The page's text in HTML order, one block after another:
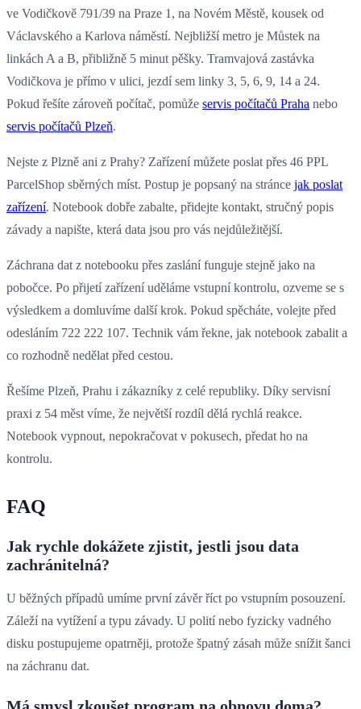
ve Vodičkově 791/39 na Praze 1, na Novém Městě, kousek od
Václavského a Karlova náměstí. Nejbližší metro je Můstek na
linkách A a B, přibližně 5 minut pěšky. Tramvajová zastávka
Vodičkova je přímo v ulici, jezdí sem linky 3, 5, 6, 9, 14 a 24.
Pokud řešíte zároveň počítač, pomůže servis počítačů Praha nebo
servis počítačů Plzeň.
Nejste z Plzně ani z Prahy? Zařízení můžete poslat přes 46 PPL
ParcelShop sběrných míst. Postup je popsaný na stránce jak poslat
zařízení. Notebook dobře zabalte, přidejte kontakt, stručný popis
závady a napište, která data jsou pro vás nejdůležitější.
Záchrana dat z notebooku přes zaslání funguje stejně jako na
pobočce. Po přijetí zařízení uděláme vstupní kontrolu, ozveme se s
výsledkem a domluvíme další krok. Pokud spěcháte, volejte před
odesláním 722 222 107. Technik vám řekne, jak notebook zabalit a
co rozhodně nedělat před cestou.
Řešíme Plzeň, Prahu i zákazníky z celé republiky. Díky servisní
praxi z 54 měst víme, že největší rozdíl dělá rychlá reakce.
Notebook vypnout, nepokračovat v pokusech, předat ho na
kontrolu.
FAQ
Jak rychle dokážete zjistit, jestli jsou data
zachránitelná?
U běžných případů umíme první závěr říct po vstupním posouzení.
Záleží na vytížení a typu závady. U polití nebo fyzicky vadného
disku postupujeme opatrněji, protože špatný zásah může snížit šanci
na záchranu dat.